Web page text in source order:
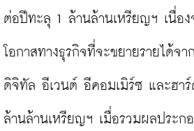
ต่อปีทะลุ 1 ล้านล้านเหรียญฯ เนื่อ
โอกาสทางธุรกิจที่จะขยายรายได้จ
ดิจิทัล อีเวนต์ อีคอมเมิร์ซ และฮาร์
ล้านล้านเหรียญฯ เมื่อรวมผลประก